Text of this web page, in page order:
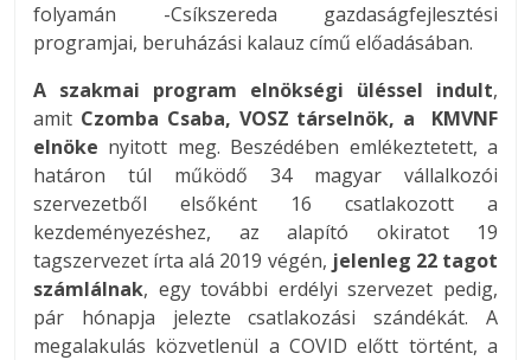
folyamán -Csíkszereda gazdaságfejlesztési
programjai, beruházási kalauz című előadásában.
A szakmai program elnökségi üléssel indult,
amit Czomba Csaba, VOSZ társelnök, a KMVNF
elnöke nyitott meg. Beszédében emlékeztetett, a
határon túl működő 34 magyar vállalkozói
szervezetből elsőként 16 csatlakozott a
kezdeményezéshez, az alapító okiratot 19
tagszervezet írta alá 2019 végén, jelenleg 22 tagot
számlálnak, egy további erdélyi szervezet pedig,
pár hónapja jelezte csatlakozási szándékát. A
megalakulás közvetlenül a COVID előtt történt, a